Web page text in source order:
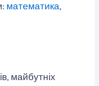
математика,
майбутніх